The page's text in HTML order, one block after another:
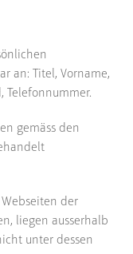
an: Titel, Vorname,
Telefonnummer.
gemäss den
der
liegen ausserhalb
unter dessen